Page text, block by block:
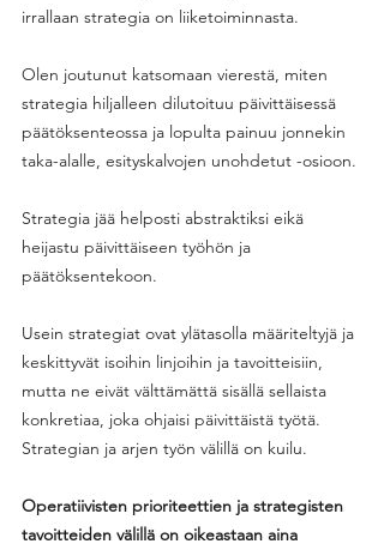
irrallaan strategia on liiketoiminnasta.
Olen joutunut katsomaan vierestä, miten
strategia hiljalleen dilutoituu päivittäisessä
päätöksenteossa ja lopulta painuu jonnekin
taka-alalle, esityskalvojen unohdetut -osioon.
Strategia jää helposti abstraktiksi eikä
heijastu päivittäiseen työhön ja
päätöksentekoon.
Usein strategiat ovat ylätasolla määriteltyjä ja
keskittyvät isoihin linjoihin ja tavoitteisiin,
mutta ne eivät välttämättä sisällä sellaista
konkretiaa, joka ohjaisi päivittäistä työtä.
Strategian ja arjen työn välillä on kuilu.
Operatiivisten prioriteettien ja strategisten
tavoitteiden välillä on oikeastaan aina